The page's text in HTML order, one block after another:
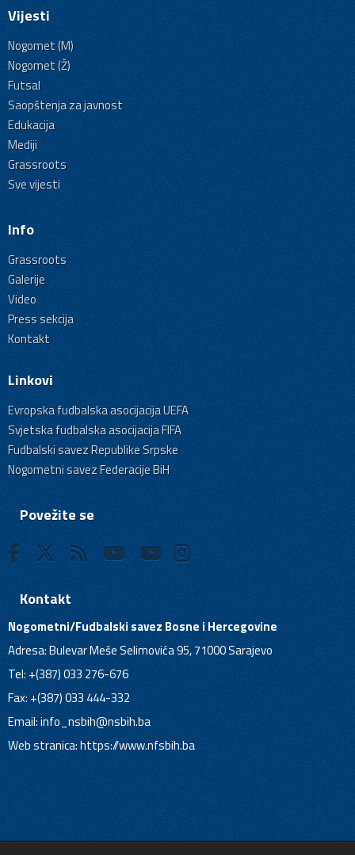
Vijesti
Nogomet (M)
Nogomet (Ž)
Futsal
Saopštenja za javnost
Edukacija
Mediji
Grassroots
Sve vijesti
Info
Grassroots
Galerije
Video
Press sekcija
Kontakt
Linkovi
Evropska fudbalska asocijacija UEFA
Svjetska fudbalska asocijacija FIFA
Fudbalski savez Republike Srpske
Nogometni savez Federacije BiH
Povežite se
Kontakt
Nogometni/Fudbalski savez Bosne i Hercegovine
Adresa: Bulevar Meše Selimovića 95, 71000 Sarajevo
Tel: +(387) 033 276-676
Fax: +(387) 033 444-332
Email:info_nsbih@nsbih.ba
Web stranica: https://www.nfsbih.ba